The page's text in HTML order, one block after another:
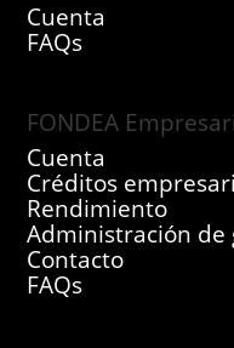
Cuenta
FAQs
FONDEA
Cuenta
Créditos
Rendimiento
Administración de
Contacto
FAQs